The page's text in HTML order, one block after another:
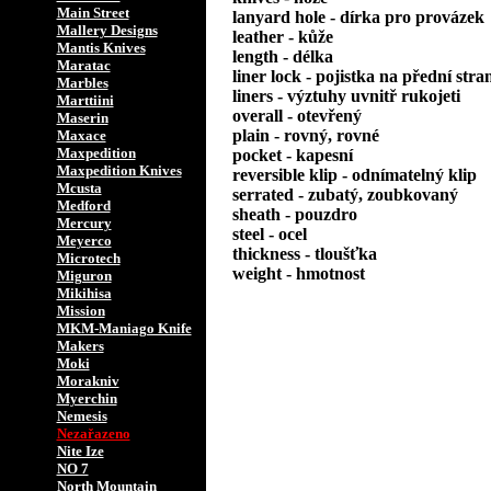
Main Street
Mallery Designs
Mantis Knives
Maratac
Marbles
Marttiini
Maserin
Maxace
Maxpedition
Maxpedition Knives
Mcusta
Medford
Mercury
Meyerco
Microtech
Miguron
Mikihisa
Mission
MKM-Maniago Knife
Makers
Moki
Morakniv
Myerchin
Nemesis
Nezařazeno
Nite Ize
NO 7
North Mountain
lanyard hole - dírka pro provázek
leather - kůže
length - délka
liner lock - pojistka na přední
liners - výztuhy uvnitř rukojeti
overall - otevřený
plain - rovný, rovné
pocket - kapesní
reversible klip - odnímatelný klip
serrated - zubatý, zoubkovaný
sheath - pouzdro
steel - ocel
thickness - tloušťka
weight - hmotnost